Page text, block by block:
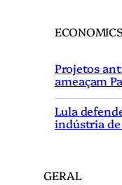
Projetos
ameaçam
Lula
indústria de
GERAL